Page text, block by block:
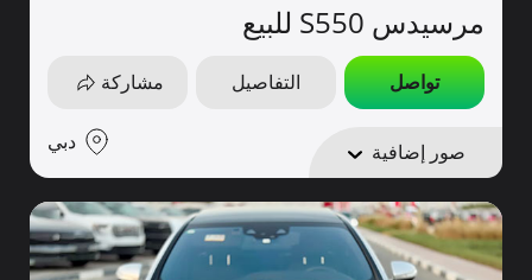
مرسيدس S550 للبيع
تواصل التفاصيل مشاركة
صور إضافية دبي